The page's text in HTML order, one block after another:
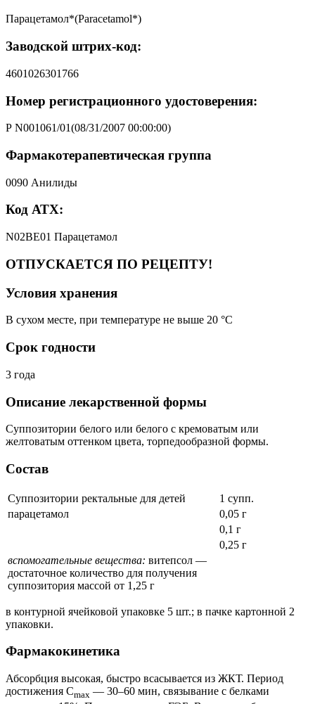
Парацетамол*(Paracetamol*)
Заводской штрих-код:
4601026301766
Номер регистрационного удостоверения:
Р N001061/01(08/31/2007 00:00:00)
Фармакотерапевтическая группа
0090 Анилиды
Код АТХ:
N02BE01 Парацетамол
ОТПУСКАЕТСЯ ПО РЕЦЕПТУ!
Условия хранения
В сухом месте, при температуре не выше 20 °C
Срок годности
3 года
Описание лекарственной формы
Суппозитории белого или белого с кремоватым или
желтоватым оттенком цвета, торпедообразной формы.
Состав
Суппозитории ректальные для детей
1 супп.
парацетамол
0,05 г
0,1 г
0,25 г
вспомогательные вещества: витепсол —
достаточное количество для получения
суппозитория массой от 1,25 г
в контурной ячейковой упаковке 5 шт.; в пачке картонной 2
упаковки.
Фармакокинетика
Абсорбция высокая, быстро всасывается из ЖКТ. Период
достижения Cmax — 30–60 мин, связывание с белками